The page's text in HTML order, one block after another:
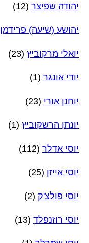
יהודה שפיצר (12)
יהושע (שיעה) פרידמן
יואלי מרקוביץ (23)
יודי אונגר (1)
יוחנן אורי (23)
יונתן הרשקוביץ (1)
יוסי אדלר (112)
יוסי אייזן (25)
יוסי פולצ'ק (2)
יוסי רוזנפלד (13)